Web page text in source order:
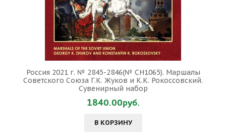
Россия 2021 г. № 2845-2846(№ СН1065). Маршалы
Советского Союза Г.К. Жуков и К.К. Рокоссовский.
Сувенирный набор
1840.00руб.
В КОРЗИНУ